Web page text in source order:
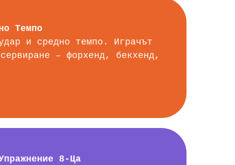
Темпо
и средно темпо. Играчът
– форхенд, бекхенд,
8-Ца